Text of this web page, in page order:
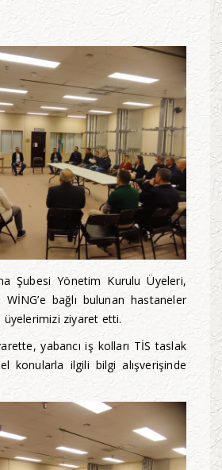
Şubesi Yönetim Kurulu Üyeleri,
bağlı bulunan hastaneler
üyelerimizi ziyaret etti.
yabancı iş kolları TİS taslak
konularla ilgili bilgi alışverişinde